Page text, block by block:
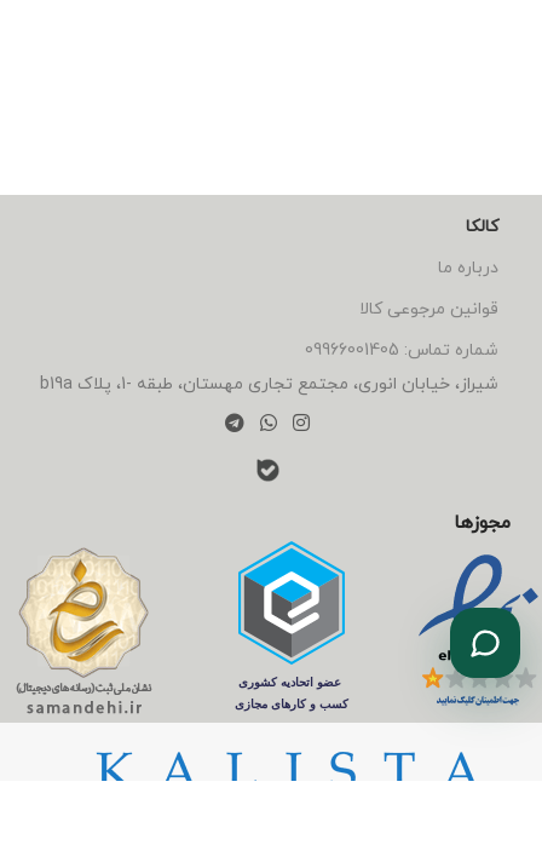
کالکا
درباره ما
قوانین مرجوعی کالا
شماره تماس: 09966001405
شیراز، خیابان انوری، مجتمع تجاری مهستان، طبقه -1، پلاک b19a
مجوزها